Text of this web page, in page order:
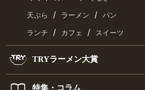
天ぷら / ラーメン / パン
ランチ / カフェ / スイーツ
TRYラーメン大賞
特集・コラム